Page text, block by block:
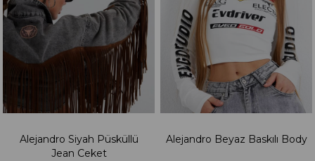
Alejandro Siyah Püsküllü
Jean Ceket
Alejandro Beyaz Baskılı Body